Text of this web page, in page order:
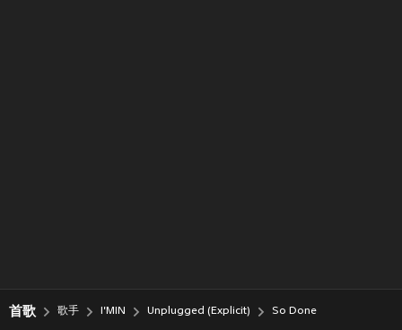
首歌 歌手 I'MIN Unplugged (Explicit) So Done